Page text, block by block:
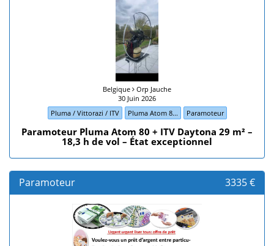
Belgique
Orp Jauche
30 Juin 2026
Pluma / Vittorazi / ITV
Pluma Atom 8... Paramoteur
Paramoteur Pluma Atom 80 + ITV Daytona 29 m² –
18,3 h de vol – État exceptionnel
Paramoteur 3335 €